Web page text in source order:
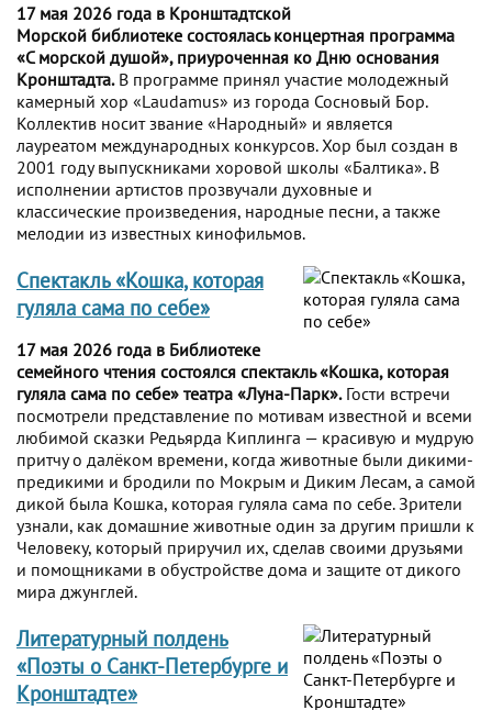
17 мая 2026 года в Кронштадтской
Морской библиотеке состоялась концертная программа
«С морской душой», приуроченная ко Дню основания
Кронштадта.В программе принял участие молодежный
камерный хор «Laudamus» из города Сосновый Бор.
Коллектив носит звание «Народный» и является
лауреатом международных конкурсов. Хор был создан в
2001 году выпускниками хоровой школы «Балтика». В
исполнении артистов прозвучали духовные и
классические произведения, народные песни, а также
мелодии из известных кинофильмов.
Спектакль «Кошка, которая
гуляла сама по себе»
17 мая 2026 года в Библиотеке
семейного чтения состоялся спектакль «Кошка, которая
гуляла сама по себе» театра «Луна-Парк».Гости встречи
посмотрели представление по мотивам известной и всеми
любимой сказки Редьярда Киплинга — красивую и мудрую
притчу о далёком времени, когда животные были дикими-
предикими и бродили по Мокрым и Диким Лесам, а самой
дикой была Кошка, которая гуляла сама по себе. Зрители
узнали, как домашние животные один за другим пришли к
Человеку, который приручил их, сделав своими друзьями
и помощниками в обустройстве дома и защите от дикого
мира джунглей.
Литературный полдень
«Поэты о Санкт-Петербурге и
Кронштадте»